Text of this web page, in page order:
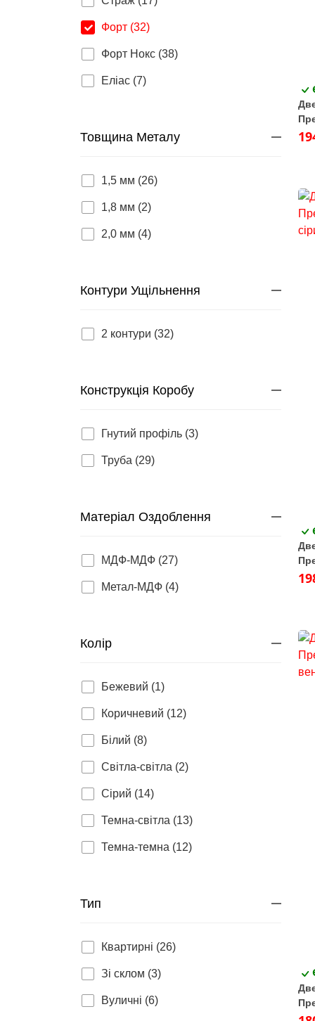
Форт (32)
Форт Нокс (38)
Еліас (7)
Товщина Металу
1,5 мм (26)
1,8 мм (2)
2,0 мм (4)
Контури Ущільнення
2 контури (32)
Конструкція Коробу
Гнутий профіль (3)
Труба (29)
Матеріал Оздоблення
МДФ-МДФ (27)
Метал-МДФ (4)
Колір
Бежевий (1)
Коричневий (12)
Білий (8)
Світла-світла (2)
Сірий (14)
Темна-світла (13)
Темна-темна (12)
Тип
Квартирні (26)
Зі склом (3)
Вуличні (6)